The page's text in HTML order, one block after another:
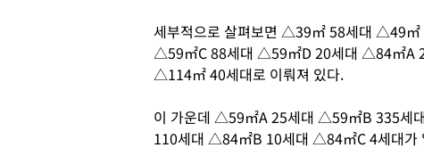
세부적으로 살펴보면 △39㎡ 58세대 △49
△59㎡C 88세대 △59㎡D 20세대 △84㎡A
△114㎡ 40세대로 이뤄져 있다.
이 가운데 △59㎡A 25세대 △59㎡B 335
110세대 △84㎡B 10세대 △84㎡C 4세대가